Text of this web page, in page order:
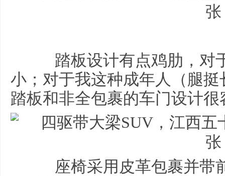
踏板设计有点鸡肋，对
小；对于我这种成年人（腿
踏板和非全包裹的车门设计
座椅采用皮革包裹并带